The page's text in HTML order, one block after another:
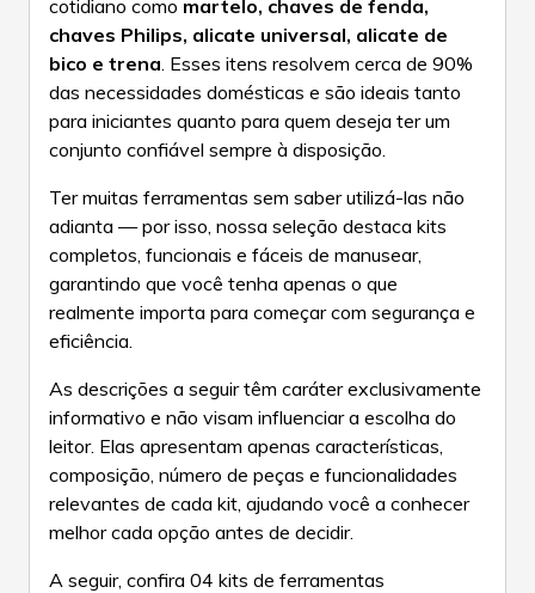
cotidiano como martelo, chaves de fenda,
chaves Philips, alicate universal, alicate de
bico e trena. Esses itens resolvem cerca de 90%
das necessidades domésticas e são ideais tanto
para iniciantes quanto para quem deseja ter um
conjunto confiável sempre à disposição.
Ter muitas ferramentas sem saber utilizá-las não
adianta — por isso, nossa seleção destaca kits
completos, funcionais e fáceis de manusear,
garantindo que você tenha apenas o que
realmente importa para começar com segurança e
eficiência.
As descrições a seguir têm caráter exclusivamente
informativo e não visam influenciar a escolha do
leitor. Elas apresentam apenas características,
composição, número de peças e funcionalidades
relevantes de cada kit, ajudando você a conhecer
melhor cada opção antes de decidir.
A seguir, confira 04 kits de ferramentas